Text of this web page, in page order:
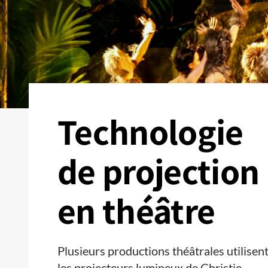
Technologie
de projection
en théâtre
Plusieurs productions théâtrales utilisent